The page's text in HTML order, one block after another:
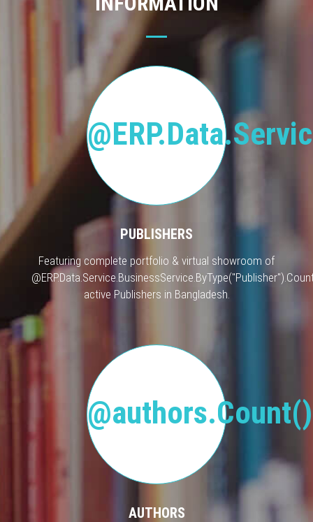
PUBLISHERS
Featuring complete portfolio & virtual showroom of
active Publishers in Bangladesh.
AUTHORS